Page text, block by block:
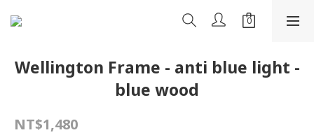
Wellington Frame - anti blue light -
blue wood
NT$1,480